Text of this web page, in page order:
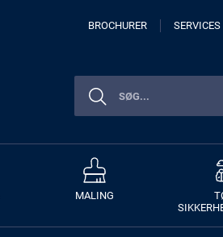
BROCHURER SERVICES
MALING